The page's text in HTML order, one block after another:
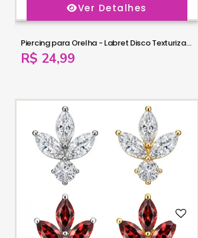
Ver Detalhes
Piercing para Orelha - Labret Disco Texturizado em Titânio - 7TRG281
R$ 24,99